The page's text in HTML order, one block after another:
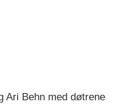
Ari Behn med døtrene